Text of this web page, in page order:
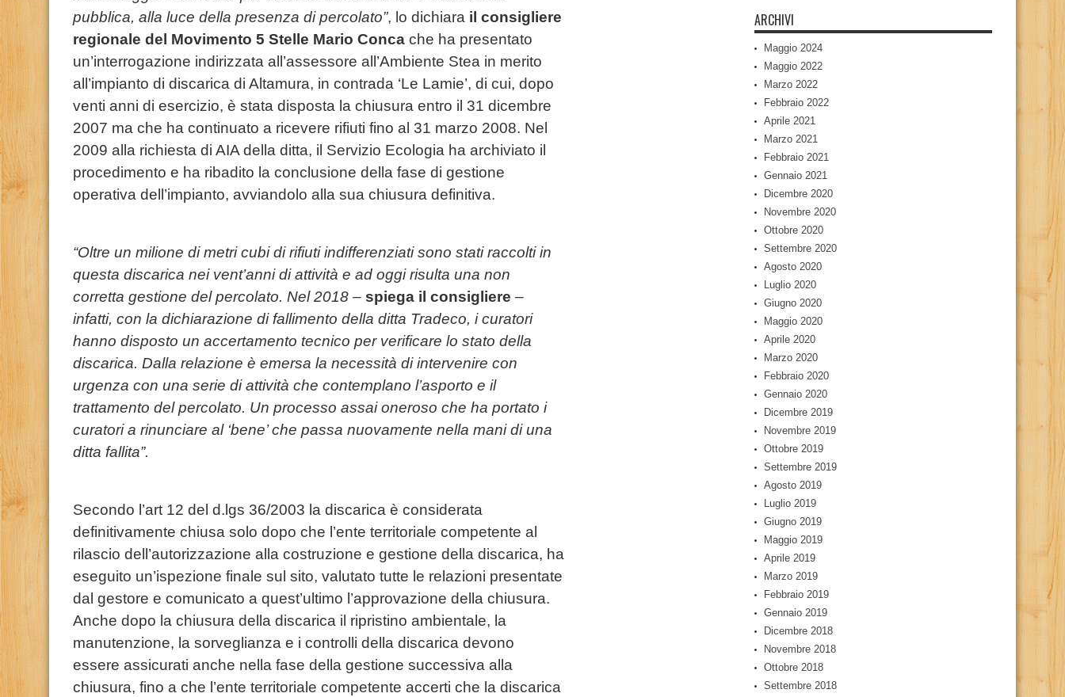
pubblica, alla luce della presenza di percolato”, lo dichiara il consigliere
regionale del Movimento 5 Stelle Mario Conca che ha presentato
un’interrogazione indirizzata all’assessore all’Ambiente Stea in merito
all’impianto di discarica di Altamura, in contrada ‘Le Lamie’, di cui, dopo
venti anni di esercizio, è stata disposta la chiusura entro il 31 dicembre
2007 ma che ha continuato a ricevere rifiuti fino al 31 marzo 2008. Nel
2009 alla richiesta di AIA della ditta, il Servizio Ecologia ha archiviato il
procedimento e ha ribadito la conclusione della fase di gestione
operativa dell’impianto, avviandolo alla sua chiusura definitiva.
“Oltre un milione di metri cubi di rifiuti indifferenziati sono stati raccolti in
questa discarica nei vent’anni di attività e ad oggi risulta una non
corretta gestione del percolato. Nel 2018 – spiega il consigliere –
infatti, con la dichiarazione di fallimento della ditta Tradeco, i curatori
hanno disposto un accertamento tecnico per verificare lo stato della
discarica. Dalla relazione è emersa la necessità di intervenire con
urgenza con una serie di attività che contemplano l’asporto e il
trattamento del percolato. Un processo assai oneroso che ha portato i
curatori a rinunciare al ‘bene’ che passa nuovamente nella mani di una
ditta fallita”.
Secondo l’art 12 del d.lgs 36/2003 la discarica è considerata
definitivamente chiusa solo dopo che l’ente territoriale competente al
rilascio dell’autorizzazione alla costruzione e gestione della discarica, ha
eseguito un’ispezione finale sul sito, valutato tutte le relazioni presentate
dal gestore e comunicato a quest’ultimo l’approvazione della chiusura.
Anche dopo la chiusura della discarica il ripristino ambientale, la
manutenzione, la sorveglianza e i controlli della discarica devono
essere assicurati anche nella fase della gestione successiva alla
chiusura, fino a che l’ente territoriale competente accerti che la discarica
ARCHIVI
Maggio 2024
Maggio 2022
Marzo 2022
Febbraio 2022
Aprile 2021
Marzo 2021
Febbraio 2021
Gennaio 2021
Dicembre 2020
Novembre 2020
Ottobre 2020
Settembre 2020
Agosto 2020
Luglio 2020
Giugno 2020
Maggio 2020
Aprile 2020
Marzo 2020
Febbraio 2020
Gennaio 2020
Dicembre 2019
Novembre 2019
Ottobre 2019
Settembre 2019
Agosto 2019
Luglio 2019
Giugno 2019
Maggio 2019
Aprile 2019
Marzo 2019
Febbraio 2019
Gennaio 2019
Dicembre 2018
Novembre 2018
Ottobre 2018
Settembre 2018